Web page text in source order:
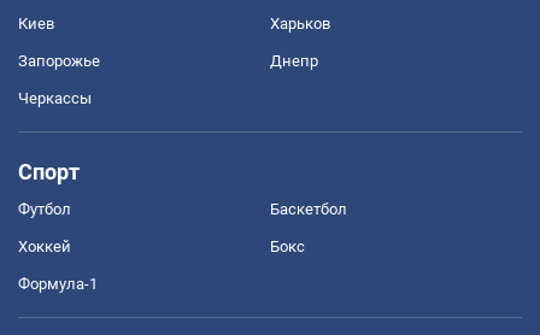
Киев Харьков
Запорожье Днепр
Черкассы
Спорт
Футбол Баскетбол
Хоккей Бокс
Формула-1